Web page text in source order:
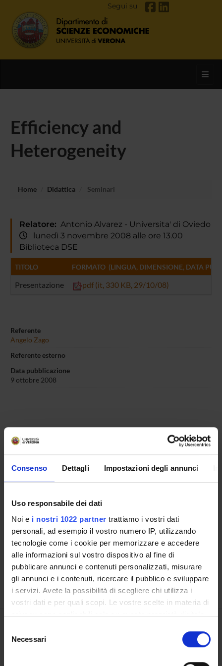
Consenso Dettagli Impostazioni degli annunci
Uso responsabile dei dati
Noi e i nostri 1022 partner trattiamo i vostri dati
personali, ad esempio il vostro numero IP, utilizzando
tecnologie come i cookie per memorizzare e accedere
alle informazioni sul vostro dispositivo al fine di
pubblicare annunci e contenuti personalizzati, misurare
gli annunci e i contenuti, ricercare il pubblico e sviluppare
i servizi. Avete la possibilità di scegliere chi utilizza i
vostri dati e per quali scopi. Le vostre scelte in materia di
privacy sono applicabili solo su questa proprietà digitale
modificare o revocare il proprio consenso in qualsiasi
momento dalla Dichiarazione sui cookie o facendo clic
delNecessari
Segui su
Efficiency and
Heterogeneity
Home Didattica Seminari
Relatore: Antonio Alvarez - Universita' di Oviedo
lunedì 3 novembre 2008 alle ore 13.00
Biblioteca DSE
TITOLO FORMATO (LINGUA, DIMENSIONE, DATA
Presentazione pdf (it, 330 KB, 29/10/08)
Referente
Angelo Zago
Referente esterno
Data pubblicazione
9 ottobre 2008
OFFERTA FORMATIVA
DOTTORATI, MASTER E FORMAZIONE SUPERIORE
Contatti
Persone
Luoghi
Calendario